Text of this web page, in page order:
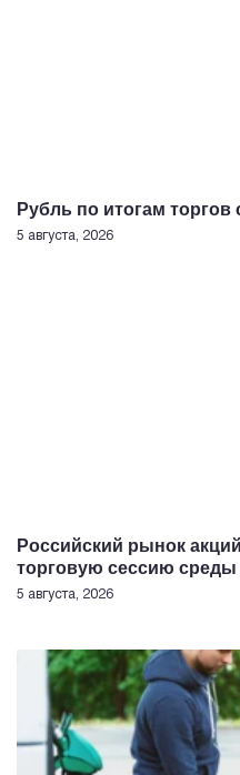
Рубль по итогам
5 августа, 2026
Российский рынок
торговую сессию среды
5 августа, 2026